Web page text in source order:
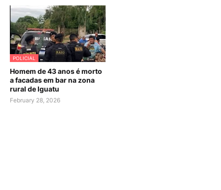
POLICIAL
Homem de 43 anos é morto
a facadas em bar na zona
rural de Iguatu
February 28, 2026